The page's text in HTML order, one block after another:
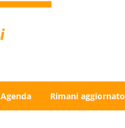
Agenda Rimani aggiornato